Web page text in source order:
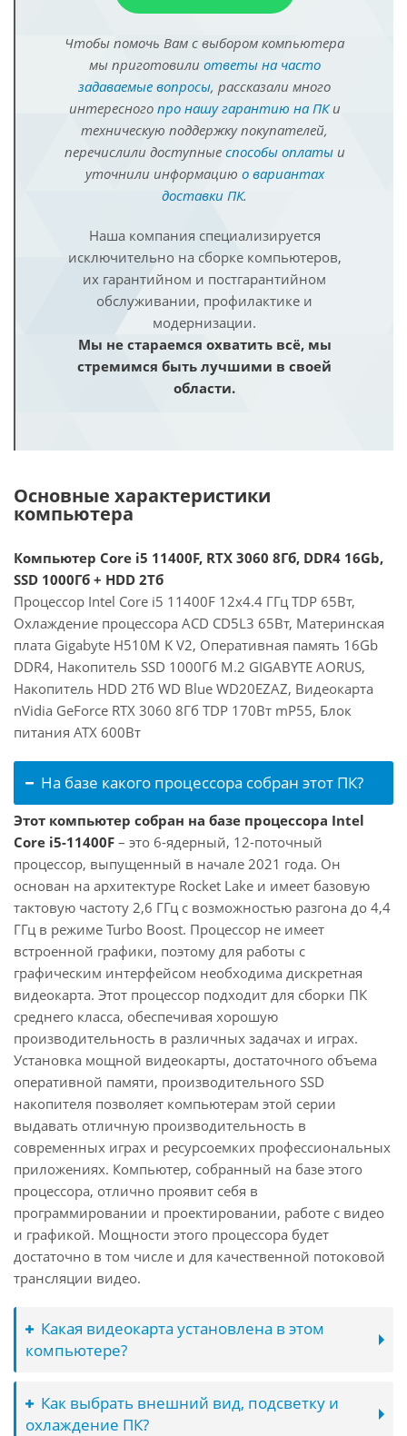
Чтобы помочь Вам с выбором компьютера
мы приготовили ответы на часто
задаваемые вопросы, рассказали много
интересного про нашу гарантию на ПКи
техническую поддержку покупателей,
перечислили доступные способы оплатыи
уточнили информацию о вариантах
доставки ПК.
Наша компания специализируется
исключительно на сборке компьютеров,
их гарантийном и постгарантийном
обслуживании, профилактике и
модернизации.
Мы не стараемся охватить всё, мы
стремимся быть лучшими в своей
области.
Основные характеристики
компьютера
Компьютер Core i5 11400F, RTX 3060 8Гб, DDR4 16Gb,
SSD 1000Гб + HDD 2Тб
Процессор Intel Core i5 11400F 12x4.4 ГГц TDP 65Вт,
Охлаждение процессора ACD CD5L3 65Вт, Материнская
плата Gigabyte H510M K V2, Оперативная память 16Gb
DDR4, Накопитель SSD 1000Гб M.2 GIGABYTE AORUS,
Накопитель HDD 2Тб WD Blue WD20EZAZ, Видеокарта
nVidia GeForce RTX 3060 8Гб TDP 170Вт mP55, Блок
питания ATX 600Вт
На базе какого процессора собран этот ПК?
Этот компьютер собран на базе процессора Intel
Core i5-11400F – это 6-ядерный, 12-поточный
процессор, выпущенный в начале 2021 года. Он
основан на архитектуре Rocket Lake и имеет базовую
тактовую частоту 2,6 ГГц с возможностью разгона до 4,4
ГГц в режиме Turbo Boost. Процессор не имеет
встроенной графики, поэтому для работы с
графическим интерфейсом необходима дискретная
видеокарта. Этот процессор подходит для сборки ПК
среднего класса, обеспечивая хорошую
производительность в различных задачах и играх.
Установка мощной видеокарты, достаточного объема
оперативной памяти, производительного SSD
накопителя позволяет компьютерам этой серии
выдавать отличную производительность в
современных играх и ресурсоемких профессиональных
приложениях. Компьютер, собранный на базе этого
процессора, отлично проявит себя в
программировании и проектировании, работе с видео
и графикой. Мощности этого процессора будет
достаточно в том числе и для качественной потоковой
трансляции видео.
Какая видеокарта установлена в этом
компьютере?
Как выбрать внешний вид, подсветку и
охлаждение ПК?